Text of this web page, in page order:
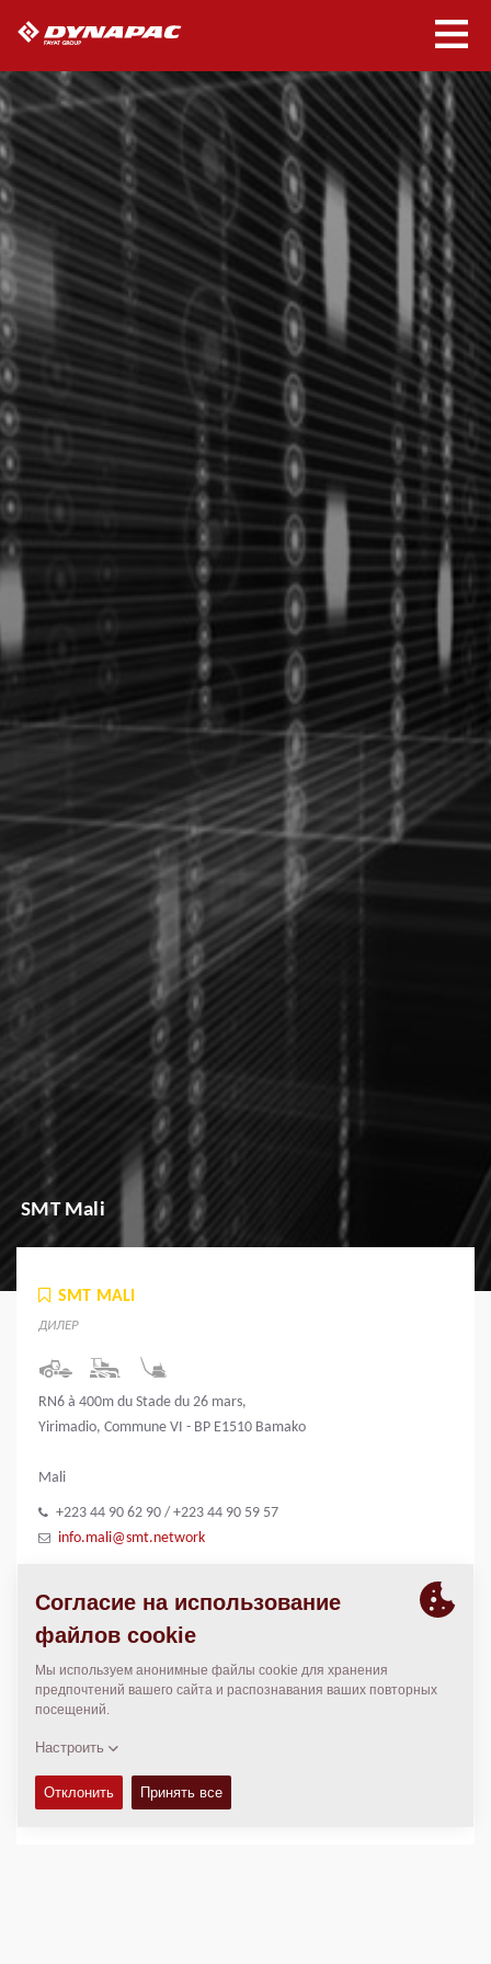
SMT Mali
SMT MALI
ДИЛЕР
RN6 à 400m du Stade du 26 mars,
Yirimadio, Commune VI - BP E1510 Bamako
Mali
+223 44 90 62 90 / +223 44 90 59 57
info.mali@smt.network
SMT logo
МЕСТОПОЛОЖЕНИЕ